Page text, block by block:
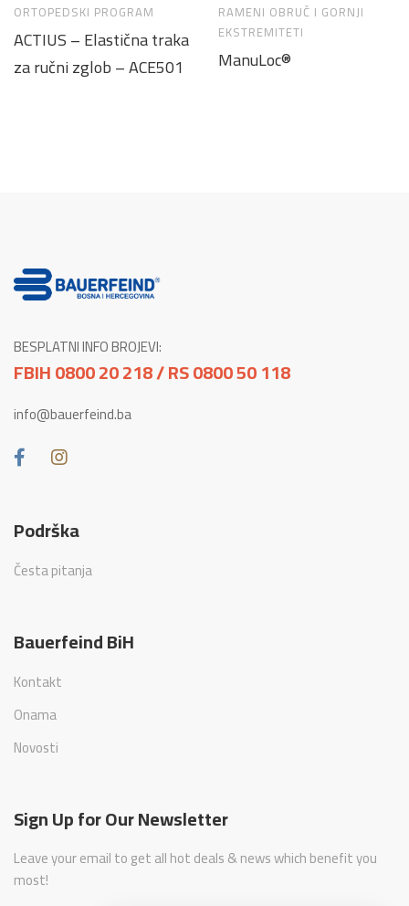
ORTOPEDSKI PROGRAM
ACTIUS – Elastična traka
za ručni zglob – ACE501
RAMENI OBRUČ I GORNJI
EKSTREMITETI
ManuLoc®
BESPLATNI INFO BROJEVI:
FBIH 0800 20 218 / RS 0800 50 118
info@bauerfeind.ba
Podrška
Česta pitanja
Bauerfeind BiH
Kontakt
Onama
Novosti
Sign Up for Our Newsletter
Leave your email to get all hot deals & news which benefit you
most!